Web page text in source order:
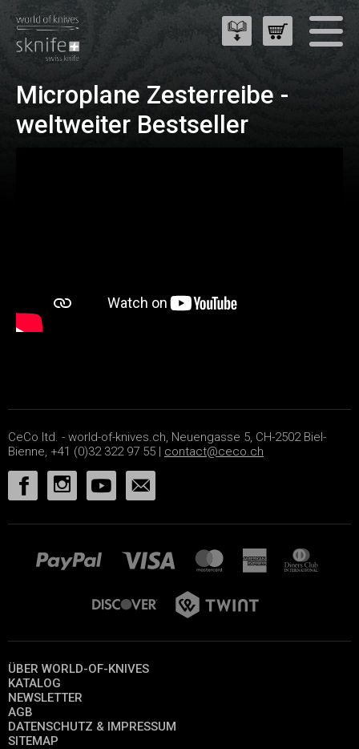
Microplane Zesterreibe -
weltweiter Bestseller
CeCo ltd. - world-of-knives.ch, Neuengasse 5, CH-2502 Biel-
Bienne, +41 (0)32 322 97 55 | contact@ceco.ch
ÜBER WORLD-OF-KNIVES
KATALOG
NEWSLETTER
AGB
DATENSCHUTZ & IMPRESSUM
SITEMAP